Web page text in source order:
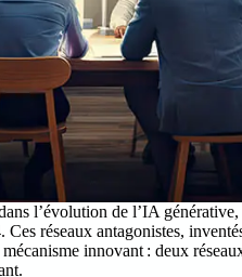
l’évolution de l’IA
Ces réseaux antagonistes,
innovant : deux